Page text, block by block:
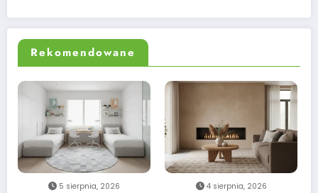
Rekomendowane
5 sierpnia, 2026 4 sierpnia, 2026